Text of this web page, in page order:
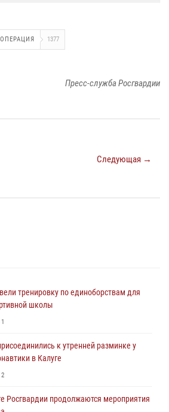
1377
Пресс-служба Росгвардии
Следующая →
тренировку по единоборствам для
школы
1
к утренней разминке у
в Калуге
2
Росгвардии продолжаются мероприятия